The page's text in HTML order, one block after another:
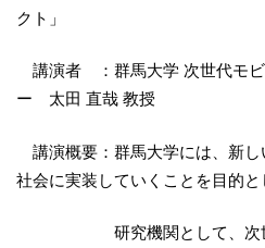
クト」
講演者 ：群馬大学 次世代モビ
ー 太田 直哉 教授
講演概要：群馬大学には、新し
社会に実装していくことを目的と
研究機関として、次世代